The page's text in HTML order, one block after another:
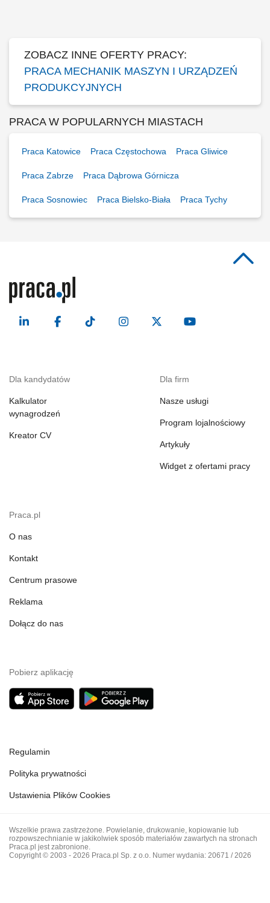
ZOBACZ INNE OFERTY PRACY:
PRACA MECHANIK MASZYN I URZĄDZEŃ
PRODUKCYJNYCH
PRACA W POPULARNYCH MIASTACH
Praca Katowice Praca Częstochowa Praca Gliwice
Praca Zabrze Praca Dąbrowa Górnicza
Praca Sosnowiec Praca Bielsko-Biała Praca Tychy
Dla kandydatów
Kalkulator
wynagrodzeń
Kreator CV
Dla firm
Nasze usługi
Program lojalnościowy
Artykuły
Widget z ofertami pracy
Praca.pl
O nas
Kontakt
Centrum prasowe
Reklama
Dołącz do nas
Pobierz aplikację
Regulamin
Polityka prywatności
Ustawienia Plików Cookies
Wszelkie prawa zastrzeżone. Powielanie, drukowanie, kopiowanie lub
rozpowszechnianie w jakikolwiek sposób materiałów zawartych na stronach
Praca.pl jest zabronione.
Copyright © 2003 - 2026 Praca.pl Sp. z o.o. Numer wydania: 20671 / 2026